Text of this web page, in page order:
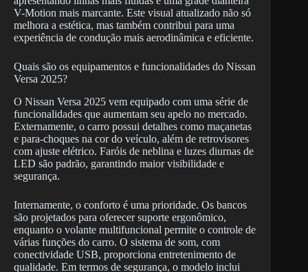
V-Motion mais marcante. Este visual atualizado não só
melhora a estética, mas também contribui para uma
experiência de condução mais aerodinâmica e eficiente.
Quais são os equipamentos e funcionalidades do Nissan
Versa 2025?
O Nissan Versa 2025 vem equipado com uma série de
funcionalidades que aumentam seu apelo no mercado.
Externamente, o carro possui detalhes como maçanetas
e para-choques na cor do veículo, além de retrovisores
com ajuste elétrico. Faróis de neblina e luzes diurnas de
LED são padrão, garantindo maior visibilidade e
segurança.
Internamente, o conforto é uma prioridade. Os bancos
são projetados para oferecer suporte ergonômico,
enquanto o volante multifuncional permite o controle de
várias funções do carro. O sistema de som, com
conectividade USB, proporciona entretenimento de
qualidade. Em termos de segurança, o modelo inclui